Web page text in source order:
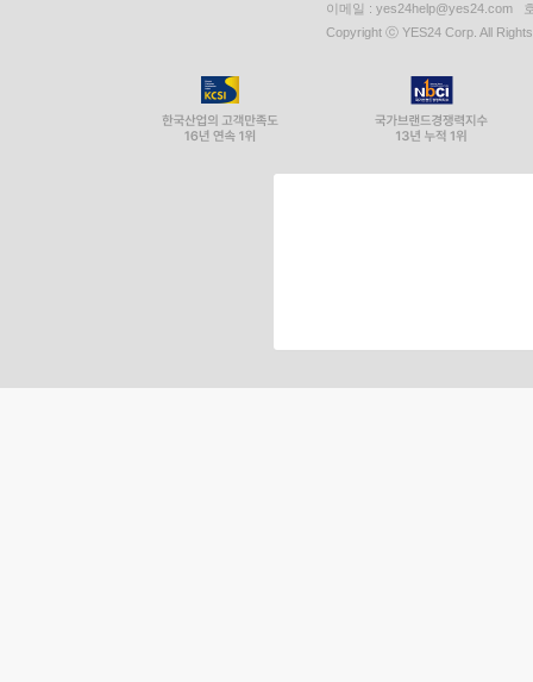
이메일 : yes24help@yes24.com
Copyright ⓒ YES24 Corp. All